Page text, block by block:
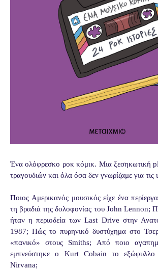
Ένα ολόφρεσκο ροκ κόμικ. Μια ξεσηκωτική
τραγουδιών και όλα όσα δεν γνωρίζαμε για τις
Ποιος Aμερικανός μουσικός είχε ένα
τη βραδιά της δολοφονίας του John Lennon;
ήταν η περιοδεία των Last Drive στην
1987; Πώς το πυρηνικό δυστύχημα στο
«πανικό» στους Smiths; Από ποιο
εμπνεύστηκε ο Kurt Cobain το εξώφυλλο
Νirvana;